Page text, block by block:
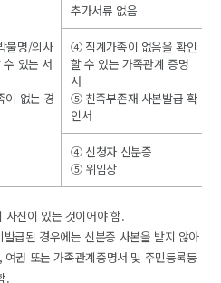
불명/의사
있는 서
없는 경
추가서류 없음
④ 직계가족이 없음을 확인
할 수 있는 가족관계 증명
서
⑤ 친족부존재 사본발급 확
인서
④ 신청자 신분증
⑤ 위임장
사진이 있는 것이어야 함.
급된 경우에는 신분증 사본을 받지 않아
권 또는 가족관계증명서 및 주민등록등
.